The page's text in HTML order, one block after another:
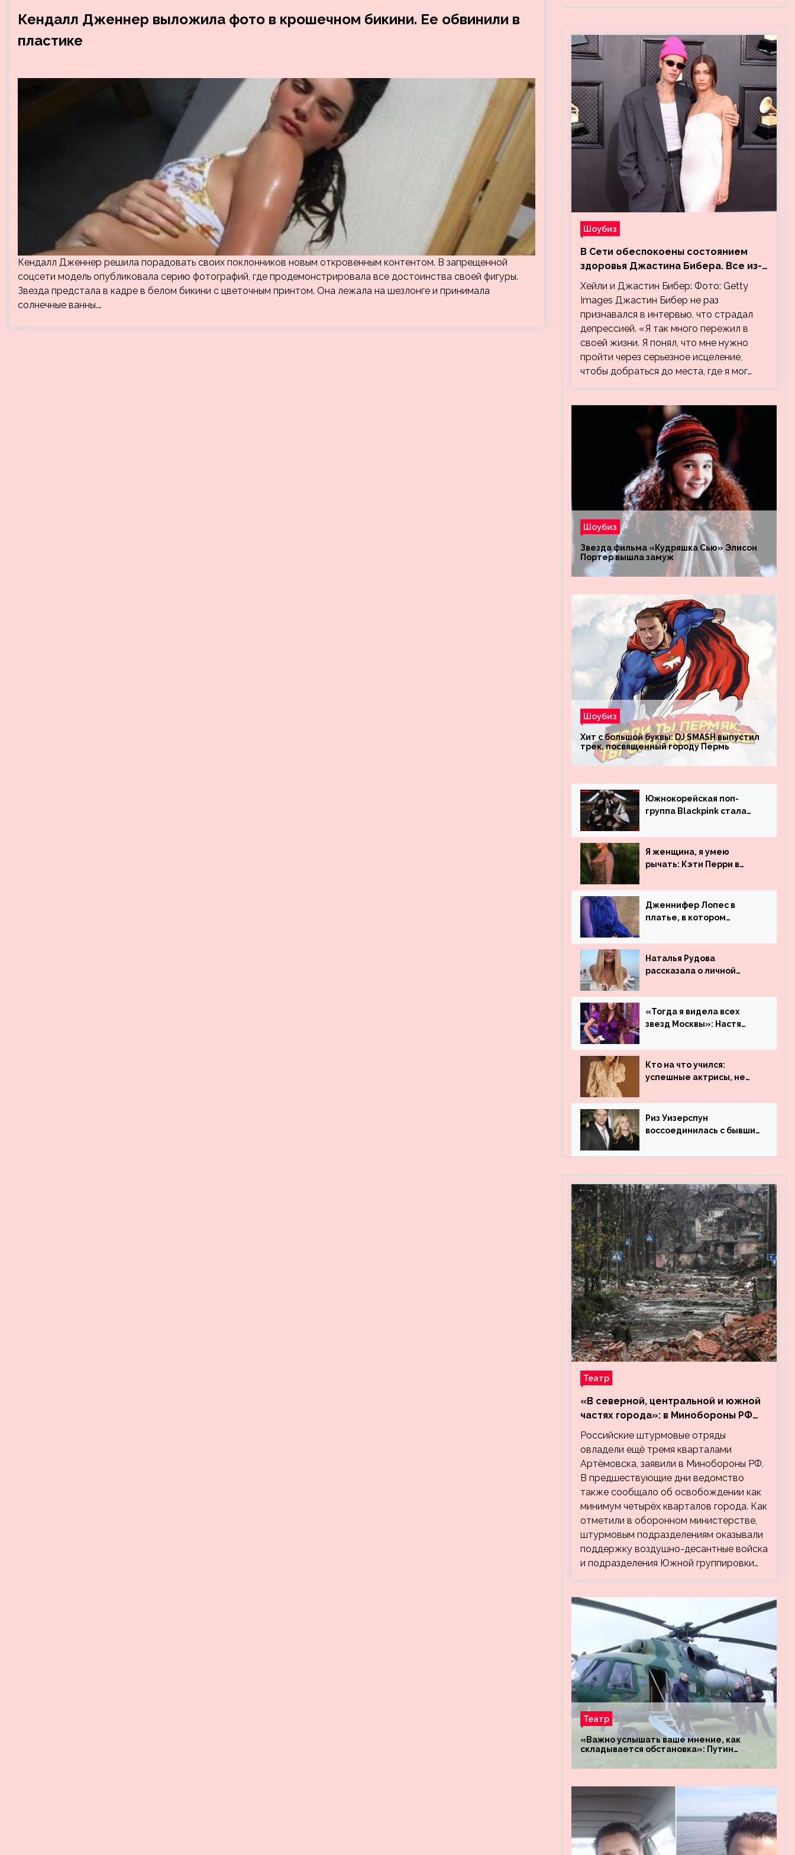
Кендалл Дженнер выложила фото в крошечном бикини. Ее обвинили в
пластике
Кендалл Дженнер решила порадовать своих поклонников новым откровенным контентом. В запрещенной
соцсети модель опубликовала серию фотографий, где продемонстрировала все достоинства своей фигуры.
Звезда предстала в кадре в белом бикини с цветочным принтом. Она лежала на шезлонге и принимала
солнечные ванны.…
Шоубиз
В Сети обеспокоены состоянием
здоровья Джастина Бибера. Все из-
за видео, на котором его
успокаивает Хейли
Хейли и Джастин Бибер: Фото: Getty
Images Джастин Бибер не раз
признавался в интервью, что страдал
депрессией. «Я так много пережил в
своей жизни. Я понял, что мне нужно
пройти через серьезное исцеление,
чтобы добраться до места, где я мог…
Шоубиз
Звезда фильма «Кудряшка Сью» Элисон
Портер вышла замуж
Шоубиз
Хит с большой буквы: DJ SMASH выпустил
трек, посвященный городу Пермь
Южнокорейская поп-
группа Blackpink стала
просмотрам на YouTube.
Они обогнали даже
Джастина Бибера
Я женщина, я умею
рычать: Кэти Перри в
Дженнифер Лопес в
платье, в котором
незамеченной
Наталья Рудова
рассказала о личной
«Тогда я видела всех
звезд Москвы»: Настя
работала до
популярности и выложила
архивные фото
Кто на что учился:
успешные актрисы, не
образования
Риз Уизерспун
воссоединилась с бывшим
Театр
«В северной, центральной и южной
частях города»: в Минобороны РФ
заявили об освобождении ещё трёх
кварталов Артёмовска
Российские штурмовые отряды
овладели ещё тремя кварталами
Артёмовска, заявили в Минобороны РФ.
В предшествующие дни ведомство
также сообщало об освобождении как
минимум четырёх кварталов города. Как
отметили в оборонном министерстве,
штурмовым подразделениям оказывали
поддержку воздушно-десантные войска
и подразделения Южной группировки…
Театр
«Важно услышать ваше мнение, как
складывается обстановка»: Путин
«Днепр» и «Восток»